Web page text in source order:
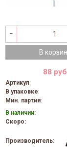
В
88 руб
Артикул:
В упаковке:
Мин. партия:
В наличии:
Скоро:
Производитель: